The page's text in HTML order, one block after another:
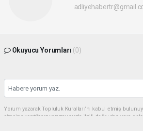
Okuyucu Yorumları (0)
Yorum yazarak Topluluk Kuralları’nı kabul etmiş
sitesine yaptığınız yorumunuzla ilgili doğrudan veya